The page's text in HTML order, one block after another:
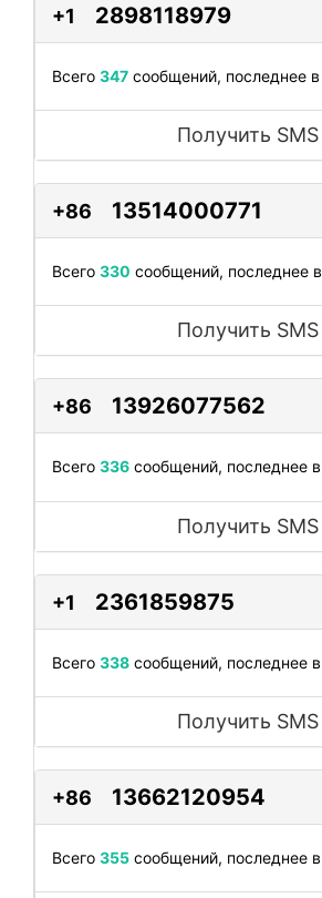
+1 2898118979
Всего 347 сообщений, последнее в
Получить SMS
+86 13514000771
Всего 330 сообщений, последнее в
Получить SMS
+86 13926077562
Всего 336 сообщений, последнее в
Получить SMS
+1 2361859875
Всего 338 сообщений, последнее в
Получить SMS
+86 13662120954
Всего 355 сообщений, последнее в